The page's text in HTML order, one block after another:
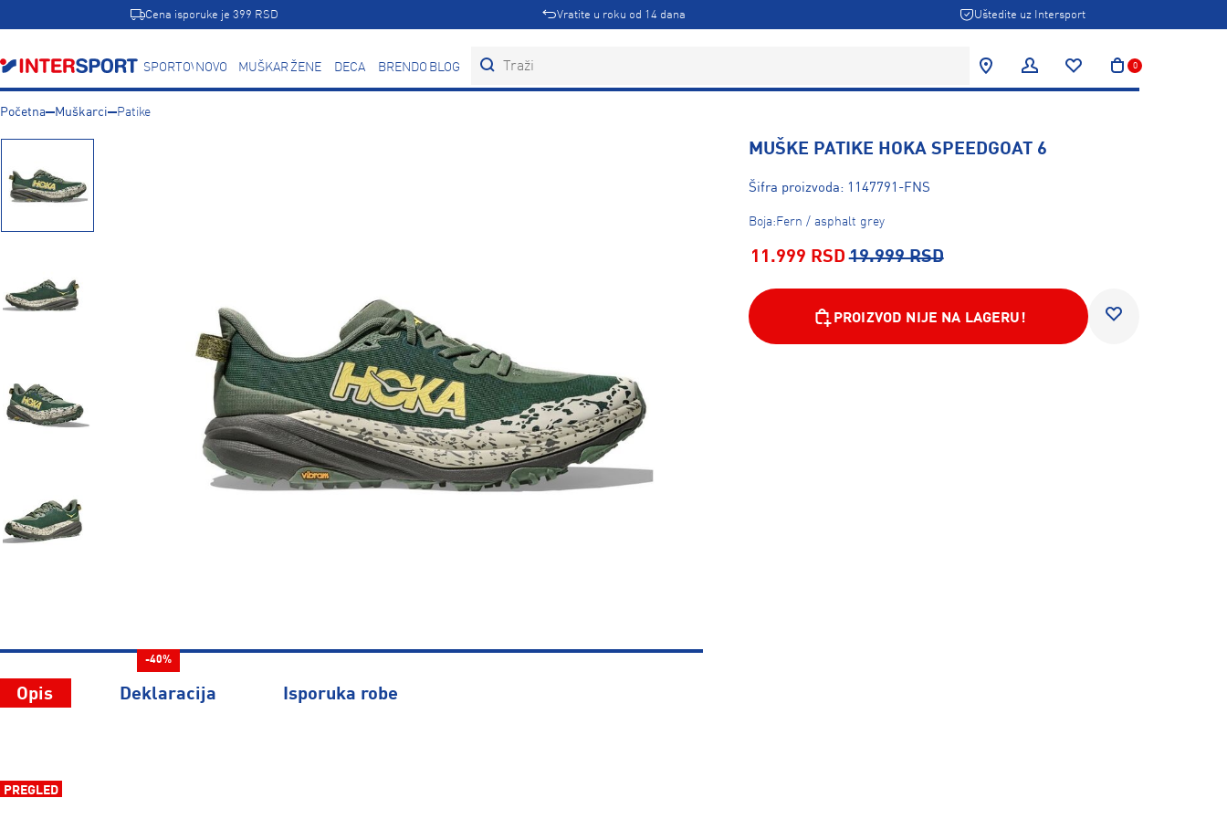
Cena isporuke je 399 RSD Vratite u roku od 14 dana Uštedite uz Intersport
SPORTOVINOVO MUŠKARCIŽENE DECA BRENDOVIBLOG 0
Početna Muškarci Patike
-40%
Opis Deklaracija Isporuka robe
PREGLED
MUŠKE PATIKE HOKA SPEEDGOAT 6
Šifra proizvoda: 1147791-FNS
Boja:Fern / asphalt grey
11.999 RSD 19.999 RSD
PROIZVOD NIJE NA LAGERU!